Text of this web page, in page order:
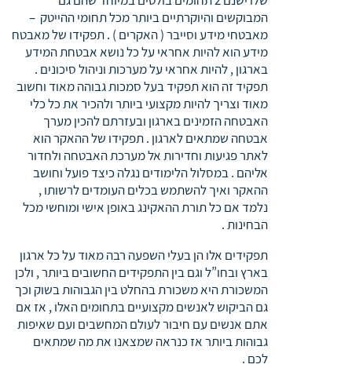
המבוקשים והיוקרתיים ביותר מכל תחומי ההייטק –
מאבטחי מידע וסייבר ( האקרים ) . תפקידו של מאבטח
מידע הוא להיות אחראי על כל נושא אבטחת המידע
בארגון , להיות אחראי על מערכות וניהול סיכונים .
תפקיד זה הוא תפקיד בעל סמכות גבוהה מאוד וחשוב
מאוד וצריך להיות מקצועי ביותר ולהכיר את כל כלי
האבטחה הזמינים בארגון ובעזרתם להכין מערך
אבטחה שמתאים לארגון . תפקידו של ההאקר הוא
לאתר פגיעות וחדירות אל מערכת האבטחה ולחדור
אליהם . במסלול הלימודים נגלה כיצד פועל וחושב
ההאקר ואיך להשתמש בכלים העומדים לרשותו ,
נלמד אם כל תורת ההאקינג באופן אישי ומוחשי מכל
הבחינות .
תפקידים אלו הן בעלי השפעה רבה מאוד על כל ארגון
בארץ ובחו”ל וגם בין התפקידים החשובים ביותר , ולכן
המשכורת היא משכורת בהחלט בין הגבוהות בשוק וכך
גם הביקוש לאנשים מקצועיים בתחומים האלו , אז אם
אתם אנשים עם חיבור לעולם המחשבים ועם שאיפות
גבוהות ביותר אז כנראה שמצאנו את מה שמתאים
לכם .